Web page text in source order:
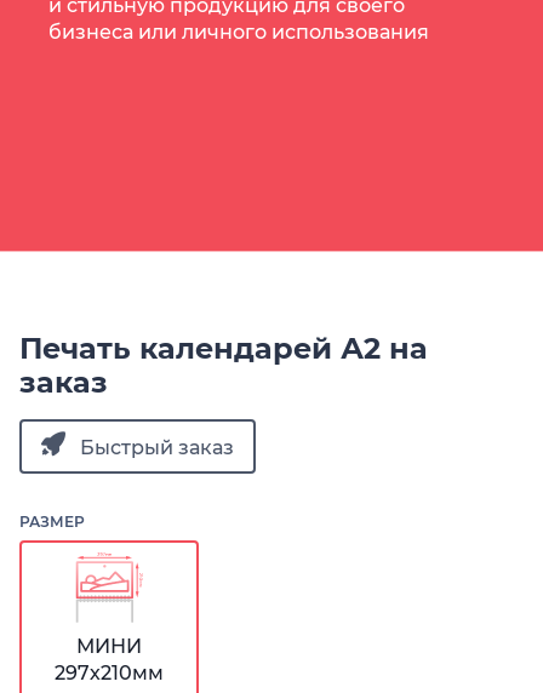
и стильную продукцию для своего
бизнеса или личного использования
Печать календарей А2 на
заказ
Быстрый заказ
РАЗМЕР
МИНИ
297х210мм